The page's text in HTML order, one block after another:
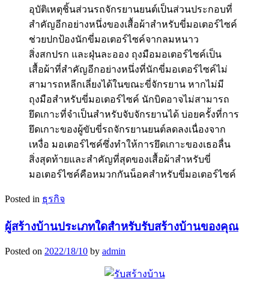
อุบัติเหตุชิ้นส่วนรถจักรยานยนต์เป็นส่วนประกอบที่
สำคัญอีกอย่างหนึ่งของเสื้อผ้าสำหรับขี่มอเตอร์ไซค์
ช่วยปกป้องนักขี่มอเตอร์ไซค์จากลมหนาว
สิ่งสกปรก และฝุ่นละออง ถุงมือมอเตอร์ไซค์เป็น
เสื้อผ้าที่สำคัญอีกอย่างหนึ่งที่นักขี่มอเตอร์ไซค์ไม่
สามารถหลีกเลี่ยงได้ในขณะขี่จักรยาน หากไม่มี
ถุงมือสำหรับขี่มอเตอร์ไซค์ นักบิดอาจไม่สามารถ
ยึดเกาะที่จำเป็นสำหรับจับจักรยานได้ บ่อยครั้งที่การ
ยึดเกาะของผู้ขับขี่รถจักรยานยนต์ลดลงเนื่องจาก
เหงื่อ มอเตอร์ไซค์ซึ่งทำให้การยึดเกาะของเธอลื่น
สิ่งสุดท้ายและสำคัญที่สุดของเสื้อผ้าสำหรับขี่
มอเตอร์ไซค์คือหมวกกันน็อคสำหรับขี่มอเตอร์ไซค์
Posted in ธุรกิจ
ผู้สร้างบ้านประเภทใดสำหรับรับสร้างบ้านของคุณ
Posted on 2022/18/10 by admin